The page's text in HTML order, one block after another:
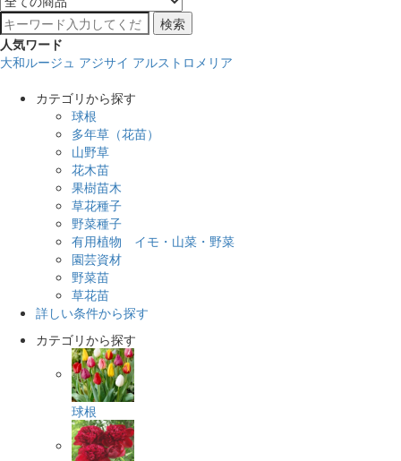
検索
人気ワード
大和ルージュ アジサイ アルストロメリア
カテゴリから探す
球根
多年草（花苗）
山野草
花木苗
果樹苗木
草花種子
野菜種子
有用植物 イモ・山菜・野菜
園芸資材
野菜苗
草花苗
詳しい条件から探す
カテゴリから探す
球根